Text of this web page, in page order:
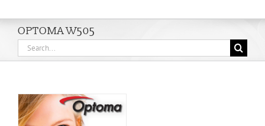
OPTOMA W505
Search
for: